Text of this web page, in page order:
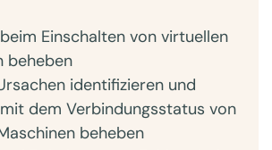
Einschalten von virtuellen
beheben
identifizieren und
dem Verbindungsstatus von
beheben